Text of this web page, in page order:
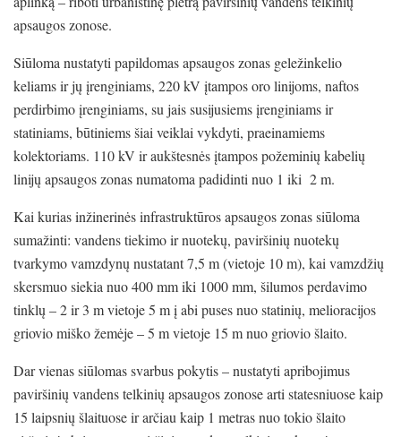
apsaugos zonose.
Siūloma nustatyti papildomas apsaugos zonas geležinkelio
keliams ir jų įrenginiams, 220 kV įtampos oro linijoms, naftos
perdirbimo įrenginiams, su jais susijusiems įrenginiams ir
statiniams, būtiniems šiai veiklai vykdyti, praeinamiems
kolektoriams. 110 kV ir aukštesnės įtampos požeminių kabelių
linijų apsaugos zonas numatoma padidinti nuo 1 iki 2 m.
Kai kurias inžinerinės infrastruktūros apsaugos zonas siūloma
sumažinti: vandens tiekimo ir nuotekų, paviršinių nuotekų
tvarkymo vamzdynų nustatant 7,5 m (vietoje 10 m), kai vamzdžių
skersmuo siekia nuo 400 mm iki 1000 mm, šilumos perdavimo
tinklų – 2 ir 3 m vietoje 5 m į abi puses nuo statinių, melioracijos
griovio miško žemėje – 5 m vietoje 15 m nuo griovio šlaito.
Dar vienas siūlomas svarbus pokytis – nustatyti apribojimus
paviršinių vandens telkinių apsaugos zonose arti statesniuose kaip
15 laipsnių šlaituose ir arčiau kaip 1 metras nuo tokio šlaito